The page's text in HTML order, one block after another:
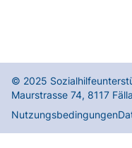
© 2025
Maurstrasse 74, 8117
Nutzungsbedingungen